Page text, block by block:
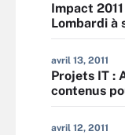
Impact
Lombardi à
avril 13, 2011
Projets IT :
contenus
avril 12, 2011